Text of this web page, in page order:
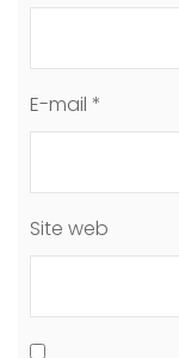
E-mail *
Site web